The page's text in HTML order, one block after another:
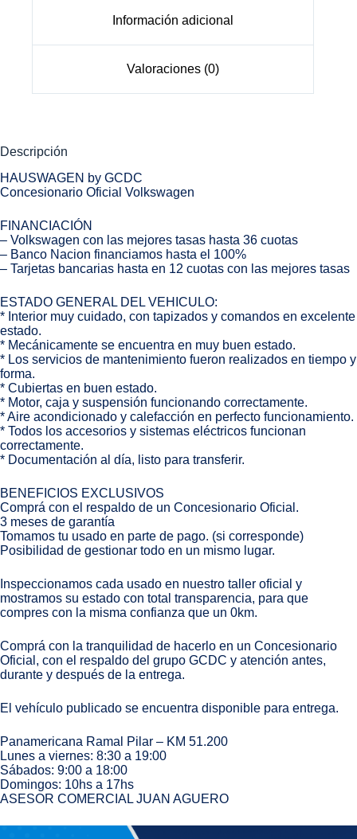
Información adicional
Valoraciones (0)
Descripción
HAUSWAGEN by GCDC
Concesionario Oficial Volkswagen
FINANCIACIÓN
– Volkswagen con las mejores tasas hasta 36 cuotas
– Banco Nacion financiamos hasta el 100%
– Tarjetas bancarias hasta en 12 cuotas con las mejores tasas
ESTADO GENERAL DEL VEHICULO:
* Interior muy cuidado, con tapizados y comandos en excelente
estado.
* Mecánicamente se encuentra en muy buen estado.
* Los servicios de mantenimiento fueron realizados en tiempo y
forma.
* Cubiertas en buen estado.
* Motor, caja y suspensión funcionando correctamente.
* Aire acondicionado y calefacción en perfecto funcionamiento.
* Todos los accesorios y sistemas eléctricos funcionan
correctamente.
* Documentación al día, listo para transferir.
BENEFICIOS EXCLUSIVOS
Comprá con el respaldo de un Concesionario Oficial.
3 meses de garantía
Tomamos tu usado en parte de pago. (si corresponde)
Posibilidad de gestionar todo en un mismo lugar.
Inspeccionamos cada usado en nuestro taller oficial y
mostramos su estado con total transparencia, para que
compres con la misma confianza que un 0km.
Comprá con la tranquilidad de hacerlo en un Concesionario
Oficial, con el respaldo del grupo GCDC y atención antes,
durante y después de la entrega.
El vehículo publicado se encuentra disponible para entrega.
Panamericana Ramal Pilar – KM 51.200
Lunes a viernes: 8:30 a 19:00
Sábados: 9:00 a 18:00
Domingos: 10hs a 17hs
ASESOR COMERCIAL JUAN AGUERO